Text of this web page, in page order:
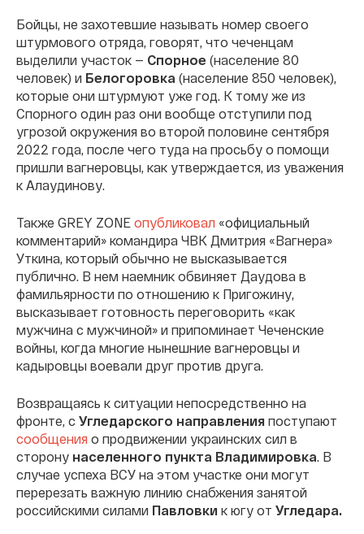
Бойцы, не захотевшие называть номер своего
штурмового отряда, говорят, что чеченцам
выделили участок — Спорное (население 80
человек) и Белогоровка (население 850 человек),
которые они штурмуют уже год. К тому же из
Спорного один раз они вообще отступили под
угрозой окружения во второй половине сентября
2022 года, после чего туда на просьбу о помощи
пришли вагнеровцы, как утверждается, из уважения
к Алаудинову.
Также GREY ZONE опубликовал «официальный
комментарий» командира ЧВК Дмитрия «Вагнера»
Уткина, который обычно не высказывается
публично. В нем наемник обвиняет Даудова в
фамильярности по отношению к Пригожину,
высказывает готовность переговорить «как
мужчина с мужчиной» и припоминает Чеченские
войны, когда многие нынешние вагнеровцы и
кадыровцы воевали друг против друга.
Возвращаясь к ситуации непосредственно на
фронте, с Угледарского направления поступают
сообщения о продвижении украинских сил в
сторону населенного пункта Владимировка . В
случае успеха ВСУ на этом участке они могут
перерезать важную линию снабжения занятой
российскими силами Павловки к югу от Угледара.